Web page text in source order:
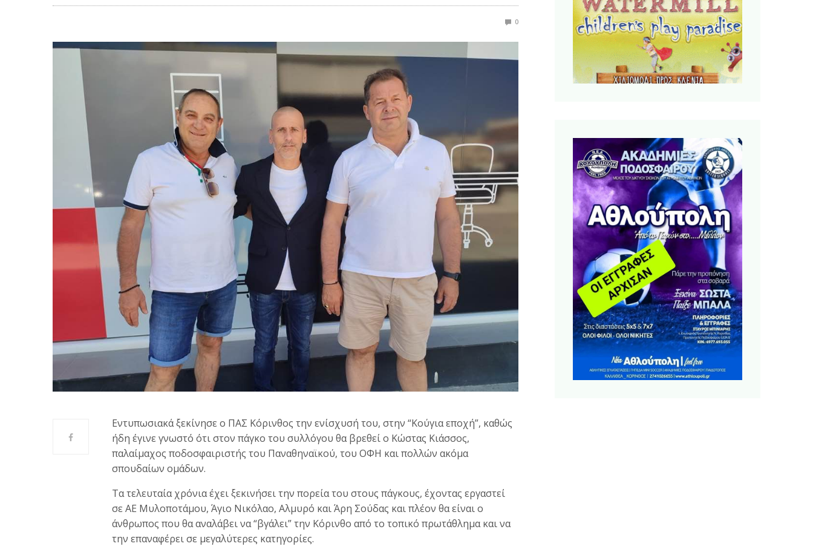
0
Εντυπωσιακά ξεκίνησε ο ΠΑΣ Κόρινθος την ενίσχυσή του, στην “Κούγια εποχή”, καθώς
ήδη έγινε γνωστό ότι στον πάγκο του συλλόγου θα βρεθεί ο Κώστας Κιάσσος,
παλαίμαχος ποδοσφαιριστής του Παναθηναϊκού, του ΟΦΗ και πολλών ακόμα
σπουδαίων ομάδων.
Τα τελευταία χρόνια έχει ξεκινήσει την πορεία του στους πάγκους, έχοντας εργαστεί
σε ΑΕ Μυλοποτάμου, Άγιο Νικόλαο, Αλμυρό και Άρη Σούδας και πλέον θα είναι ο
άνθρωπος που θα αναλάβει να “βγάλει” την Κόρινθο από το τοπικό πρωτάθλημα και να
την επαναφέρει σε μεγαλύτερες κατηγορίες.